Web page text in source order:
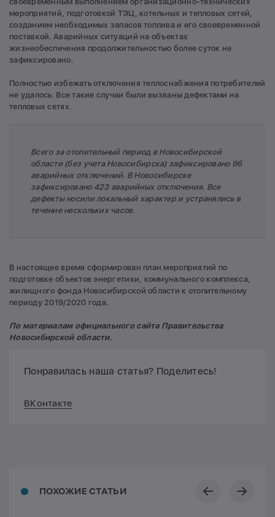
мероприятий, подготовкой ТЭЦ, котельных и тепловых сетей,
созданием необходимых запасов топлива и его своевременной
поставкой. Аварийных ситуаций на объектах
жизнеобеспечения продолжительностью более суток не
зафиксировано.
Полностью избежать отключения теплоснабжения потребителей
не удалось. Все такие случаи были вызваны дефектами на
тепловых сетях.
Всего за отопительный период в Новосибирской
области (без учета Новосибирска) зафиксировано 96
аварийных отключений. В Новосибирске
зафиксировано 423 аварийных отключения. Все
дефекты носили локальный характер и устранялись в
течение нескольких часов.
В настоящее время сформирован план мероприятий по
подготовке объектов энергетики, коммунального комплекса,
жилищного фонда Новосибирской области к отопительному
периоду 2019/2020 года.
По материалам официального сайта Правительства
Новосибирской области.
Понравилась наша статья? Поделитесь!
ВКонтакте
ПОХОЖИЕ СТАТЬИ